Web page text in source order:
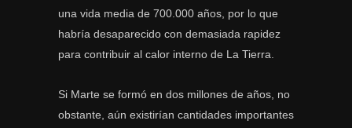
una vida media de 700.000 años, por lo que
habría desaparecido con demasiada rapidez
para contribuir al calor interno de La Tierra.
Si Marte se formó en dos millones de años, no
obstante, aún existirían cantidades importantes